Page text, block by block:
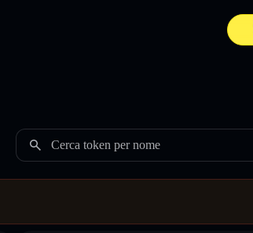
Cerca token per nome